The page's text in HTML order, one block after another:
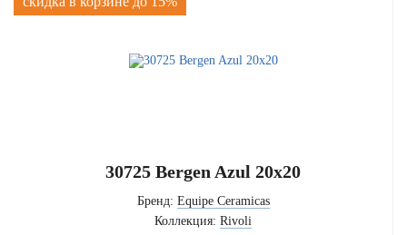
30725 Bergen Azul 20x20
Бренд: Equipe Ceramicas
Коллекция: Rivoli